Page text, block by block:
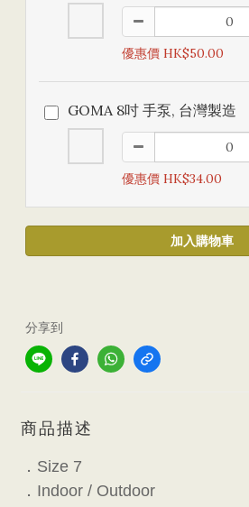
優惠價 HK$50.00
GOMA 8吋 手泵, 台灣製造
優惠價 HK$34.00
加入購物車
分享到
商品描述
． Size 7
． Indoor / Outdoor